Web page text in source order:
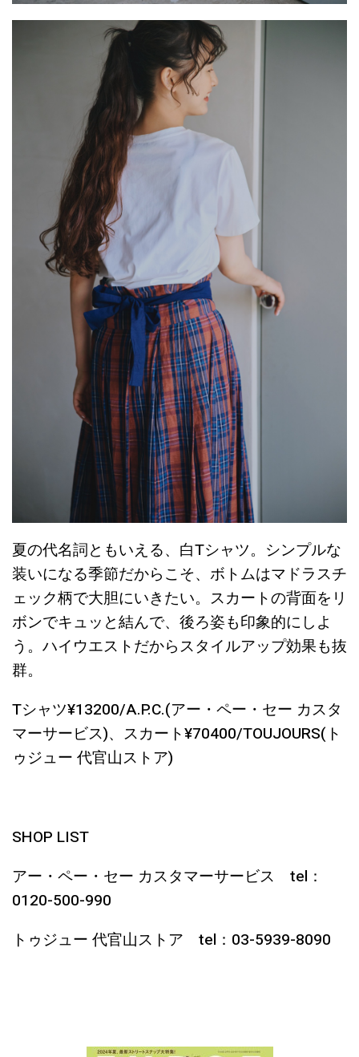
夏の代名詞ともいえる、白Tシャツ。シンプルな
装いになる季節だからこそ、ボトムはマドラスチ
ェック柄で大胆にいきたい。スカートの背面をリ
ボンでキュッと結んで、後ろ姿も印象的にしよ
う。ハイウエストだからスタイルアップ効果も抜
群。
Tシャツ¥13200/A.P.C.(アー・ペー・セー カスタ
マーサービス)、スカート¥70400/TOUJOURS(ト
ゥジュー 代官山ストア)
SHOP LIST
アー・ペー・セー カスタマーサービス tel：
0120-500-990
トゥジュー 代官山ストア tel：03-5939-8090